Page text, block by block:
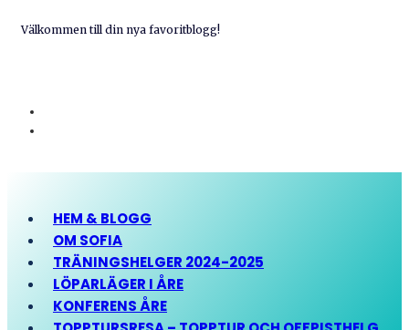
Välkommen till din nya favoritblogg!
HEM & BLOGG
OM SOFIA
TRÄNINGSHELGER 2024-2025
LÖPARLÄGER I ÅRE
KONFERENS ÅRE